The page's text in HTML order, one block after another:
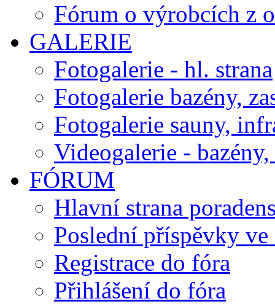
Fórum o výrobcích z
GALERIE
Fotogalerie - hl. strana
Fotogalerie bazény,
Fotogalerie sauny,
Videogalerie - bazény,
FÓRUM
Hlavní strana
Poslední příspěvky
Registrace do fóra
Přihlášení do fóra